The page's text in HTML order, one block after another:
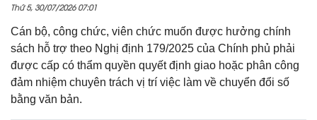
Thứ 5, 30/07/2026 07:01
Cán bộ, công chức, viên chức muốn được hưởng chính
sách hỗ trợ theo Nghị định 179/2025 của Chính phủ phải
được cấp có thẩm quyền quyết định giao hoặc phân công
đảm nhiệm chuyên trách vị trí việc làm về chuyển đổi số
bằng văn bản.